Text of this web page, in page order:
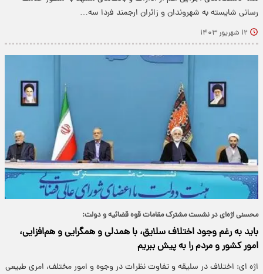
رسانی شایسته به شهروندان و زائران ارجمند فردا سه…
۱۲ شهریور ۱۴۰۳
محسنی اژه‌ای در نشست مشترک مقامات قوه قضائیه و دولت:
باید به رغم وجود اختلاف سلایق، با همدلی و همگرایی و هم‌افزایی،
امور کشور و مردم را به پیش ببریم
اژه ای: اختلاف در سلیقه و تفاوت نظرات در وجوه و امور مختلف، امری طبیعی